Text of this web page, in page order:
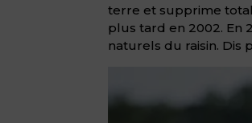
terre et supprime
plus tard en 2002. En
naturels du raisin. Dis